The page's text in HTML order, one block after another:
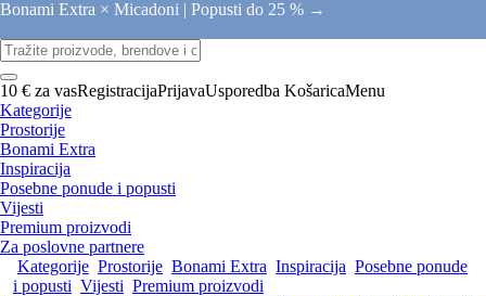
Bonami Extra × Micadoni | Popusti do 25 % →
10 € za vasRegistracijaPrijavaUsporedba KošaricaMenu
Kategorije
Prostorije
Bonami Extra
Inspiracija
Posebne ponude i popusti
Vijesti
Premium proizvodi
Za poslovne partnere
Kategorije Prostorije Bonami Extra Inspiracija Posebne ponude
i popusti Vijesti Premium proizvodi